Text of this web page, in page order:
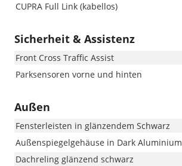
CUPRA Full Link (kabellos)
Sicherheit & Assistenz
Front Cross Traffic Assist
Parksensoren vorne und hinten
Außen
Fensterleisten in glänzendem Schwarz
Außenspiegelgehäuse in Dark Aluminium
Dachreling glänzend schwarz